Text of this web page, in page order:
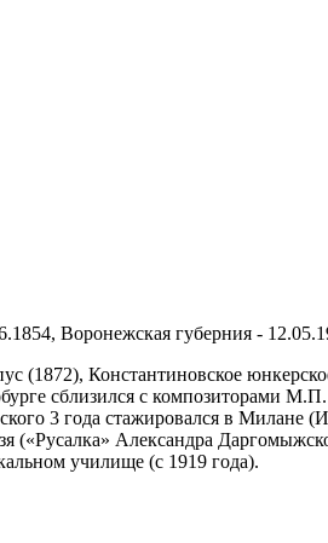
Воронежская губерния -
(1872), Константиновское
сблизился с композиторами
3 года стажировался в Милане
Александра
училище (с 1919 года).